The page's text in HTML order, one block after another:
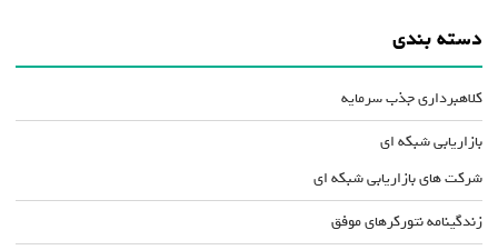
دسته بندی
کلاهبرداری جذب سرمایه
بازاریابی شبکه ای
شرکت های بازاریابی شبکه ای
زندگینامه نتورکرهای موفق